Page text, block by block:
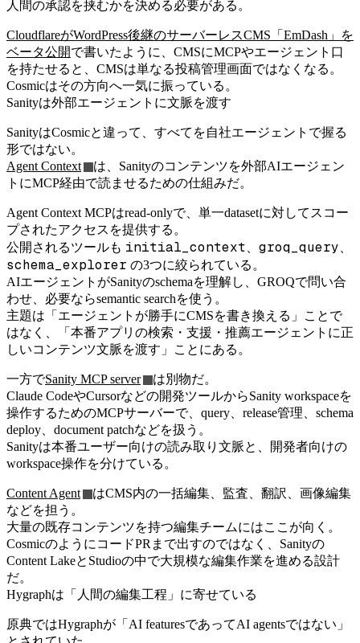
人間の承認を挟むかを決める必要がある。
CloudflareがWordPress後継のサーバーレスCMS「EmDash」を
ベータ公開で書いたように、CMSにMCPやエージェント口
を持たせると、CMSは単なる投稿管理画面ではなくなる。
Cosmicはその方向へ一気に振っている。
Sanityは外部エージェントに文脈を渡す
SanityはCosmicと違って、すべてを自社エージェントで握る
形ではない。
Agent Context
は、Sanityのコンテンツを外部AIエージェン
トにMCP経由で読ませるための仕組みだ。
Agent Context MCPはread-onlyで、単一datasetに対してスコー
プされたアクセスを提供する。
公開されるツールも initial_context groq_query
schema_explorer の3つに絞られている。
AIエージェントがSanityのschemaを理解し、GROQで問い合
わせ、必要ならsemantic searchを使う。
主題は「エージェントが勝手にCMSを書き換える」ことで
はなく、「本番アプリの検索・支援・推薦エージェントに正
しいコンテンツ文脈を渡す」ことにある。
一方でSanity MCP server
は別物だ。
Claude CodeやCursorなどの開発ツールからSanity workspaceを
操作するためのMCPサーバーで、query、release管理、schema
deploy、document patchなどを扱う。
Sanityは本番ユーザー向けの読み取り文脈と、開発者向けの
workspace操作を分けている。
Content Agent
はCMS内の一括編集、監査、翻訳、画像編集
などを担う。
大量の既存コンテンツを持つ編集チームにはここが向く。
CosmicのようにコードPRまで出すのではなく、Sanityの
Content LakeとStudioの中で大規模な編集作業を進める設計
だ。
Hygraphは「人間の編集工程」に寄せている
原典ではHygraphが「AI featuresであってAI agentsではない」